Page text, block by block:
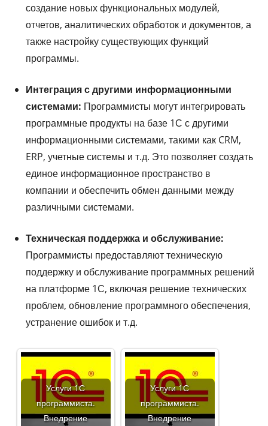
создание новых функциональных модулей,
отчетов, аналитических обработок и документов, а
также настройку существующих функций
программы.
Интеграция с другими информационными
системами: Программисты могут интегрировать
программные продукты на базе 1С с другими
информационными системами, такими как CRM,
ERP, учетные системы и т.д. Это позволяет создать
единое информационное пространство в
компании и обеспечить обмен данными между
различными системами.
Техническая поддержка и обслуживание:
Программисты предоставляют техническую
поддержку и обслуживание программных решений
на платформе 1С, включая решение технических
проблем, обновление программного обеспечения,
устранение ошибок и т.д.
Услуги 1С
программиста.
Внедрение
Услуги 1С
программиста.
Внедрение